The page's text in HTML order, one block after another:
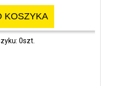
KOSZYKA
0szt.